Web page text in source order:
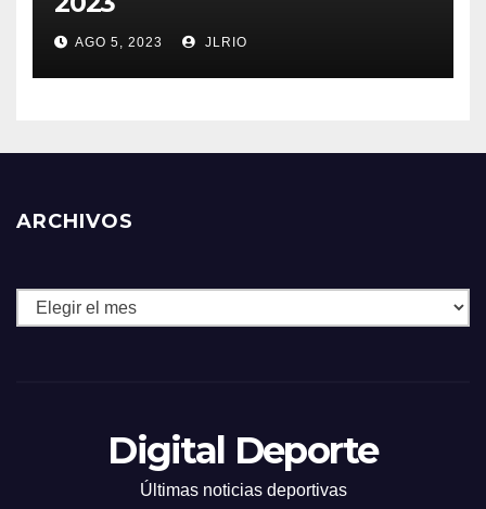
AGO 5, 2023 JLRIO
ARCHIVOS
Archivos
Digital Deporte
Últimas noticias deportivas